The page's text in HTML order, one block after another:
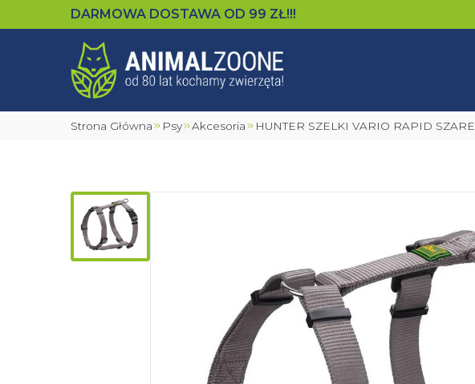
DARMOWA DOSTAWA OD 99 ZŁ!!!
Strona Główna Psy Akcesoria HUNTER SZELKI VARIO RAPID SZARE